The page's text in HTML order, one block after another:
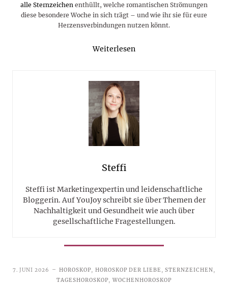
alle Sternzeichen enthüllt, welche romantischen Strömungen
diese besondere Woche in sich trägt – und wie ihr sie für eure
Herzensverbindungen nutzen könnt.
Weiterlesen
Steffi
Steffi ist Marketingexpertin und leidenschaftliche
Bloggerin. Auf YouJoy schreibt sie über Themen der
Nachhaltigkeit und Gesundheit wie auch über
gesellschaftliche Fragestellungen.
7. JUNI 2026 HOROSKOP, HOROSKOP DER LIEBE, STERNZEICHEN,
TAGESHOROSKOP, WOCHENHOROSKOP